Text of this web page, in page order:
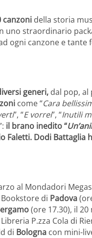
canzoni della storia
uno straordinario
ogni canzone e
generi, dal pop, al
come “Cara
”, “E vorrei”, “Inutili
il brano inedito “
Faletti. Dodi Battaglia
al Mondadori
di Padova
(ore 17.30), il
P.zza Cola di
di Bologna con mini-